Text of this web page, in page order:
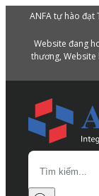
ANFA tự hào đạt
Website đang
thương,
Search